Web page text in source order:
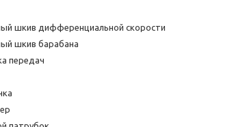
шкив дифференциальной скорости
шкив барабана
передач